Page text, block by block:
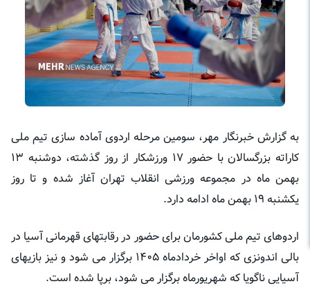
به گزارش خبرنگار مهر، سومین مرحله اردوی آماده سازی تیم ملی
کاراته بزرگسالان با حضور ۱۷ ورزشکار از روز گذشته، دوشنبه ۱۳
بهمن ماه در مجموعه ورزشی انقلاب تهران آغاز شده و تا روز
یکشنبه ۱۹ بهمن ماه ادامه دارد.
اردوهای تیم ملی کشورمان برای حضور در رقابتهای قهرمانی آسیا در
بالی اندونزی که اواخر خردادماه ۱۴۰۵ برگزار می شود و نیز بازیهای
آسیایی ناگویا که شهریورماه برگزار می شود، برپا شده است.